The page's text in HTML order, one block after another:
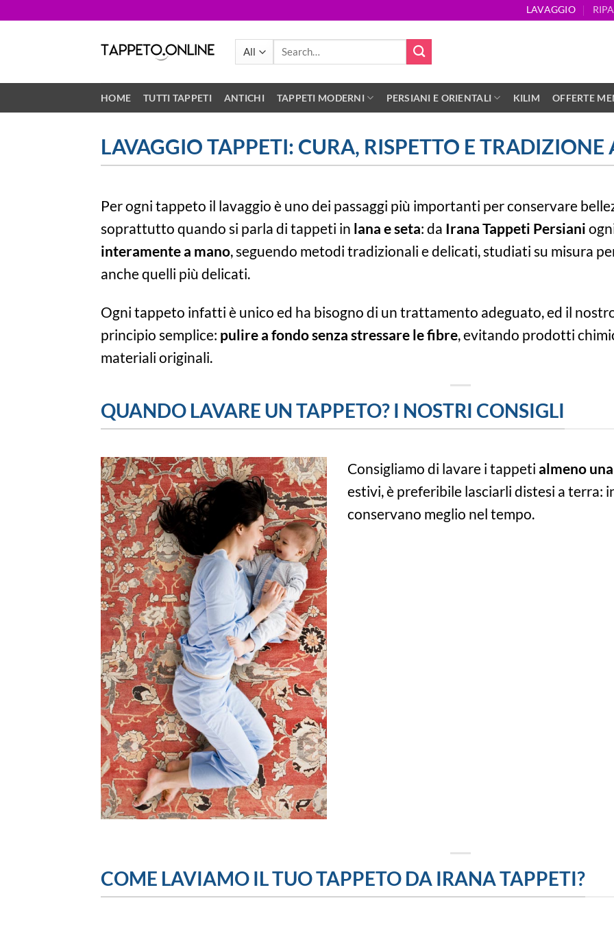
LAVAGGIO
Search
HOME TUTTI TAPPETI ANTICHI TAPPETI MODERNI PERSIANI E ORIENTALI KILIM OFFERTE
LAVAGGIO TAPPETI: CURA, RISPETTO E
Per ogni tappeto il lavaggio è uno dei passaggi più importanti per conservare
soprattutto quando si parla di tappeti in lana e seta: da Irana Tappeti Persiani
interamente a mano, seguendo metodi tradizionali e delicati, studiati su misura
anche quelli più delicati.
Ogni tappeto infatti è unico ed ha bisogno di un trattamento adeguato, ed il
principio semplice: pulire a fondo senza stressare le fibre, evitando prodotti
materiali originali.
QUANDO LAVARE UN TAPPETO? I NOSTRI CONSIGLI
Consigliamo di lavare i tappeti almeno
estivi, è preferibile lasciarli distesi a terra:
conservano meglio nel tempo.
COME LAVIAMO IL TUO TAPPETO DA IRANA TAPPETI?